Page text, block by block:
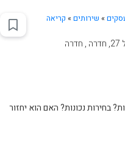
» שירותים» קריאה
בחירות נכונות? האם הוא יחזור